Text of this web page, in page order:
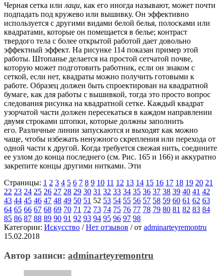
Черная сетка или лаци, как его иногда называют, может почти
подпадать под кружево или вышивку. Он эффективно
используется с другими видами белой белья, полосками или
квадратами, которые он помещается в белье; контраст
твердого тела с более открытой работой дает довольно
эффектный эффект. На рисунке 114 показан пример этой
работы. Штопанье делается на простой сетчатой ​​почве,
которую может подготовить работник, если он знаком с
сеткой, если нет, квадраты можно получить готовыми к
работе. Образец должен быть спроектирован на квадратной
бумаге, как для работы с вышивкой, тогда это просто вопрос
следования рисунка на квадратной сетке. Каждый квадрат
узорчатой ​​части должен пересекаться в каждом направлении
двумя строками штопки, которые должны заполнить
его. Различные линии запускаются и выходят как можно
чаще, чтобы избежать ненужного скрепления или перехода от
одной части к другой. Когда требуется свежая нить, соедините
ее узлом до конца последнего (см. Рис. 165 и 166) и аккуратно
закрепите концы другими нитками. Эти
Страницы: 1 2 3 4 5 6 7 8 9 10 11 12 13 14 15 16 17 18 19 20 21
22 23 24 25 26 27 28 29 30 31 32 33 34 35 36 37 38 39 40 41 42
43 44 45 46 47 48 49 50 51 52 53 54 55 56 57 58 59 60 61 62 63
64 65 66 67 68 69 70 71 72 73 74 75 76 77 78 79 80 81 82 83 84
85 86 87 88 89 90 91 92 93 94 95 96 97 98
Категории: Искусство / Нет отзывов /от adminarteyremontru
15.02.2018
Автор записи: adminarteyremontru